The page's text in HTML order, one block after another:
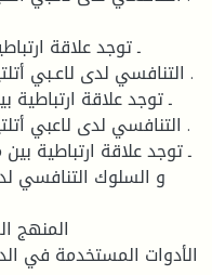
التنافسي لدى لاعـبي
التنافسي لدى لاعبي
و السلوك التنافسي
المنهج
الأدوات المستخدمة في